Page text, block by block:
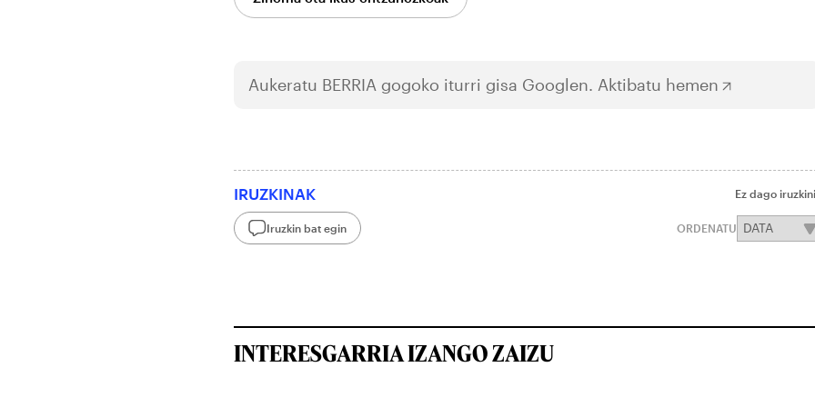
Aukeratu BERRIA gogoko iturri gisa Googlen. Aktibatu hemen
IRUZKINAK Ez dago
Iruzkin bat egin ORDENATU
INTERESGARRIA IZANGO ZAIZU